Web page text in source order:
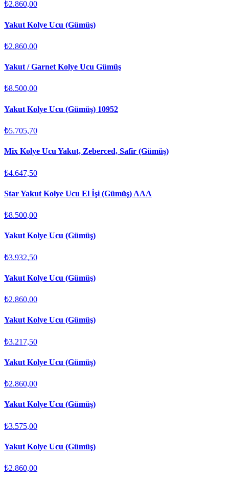
₺2.860,00
Yakut Kolye Ucu (Gümüş)
₺2.860,00
Yakut / Garnet Kolye Ucu Gümüş
₺8.500,00
Yakut Kolye Ucu (Gümüş) 10952
₺5.705,70
Mix Kolye Ucu Yakut, Zeberced, Safir (Gümüş)
₺4.647,50
Star Yakut Kolye Ucu El İşi (Gümüş) AAA
₺8.500,00
Yakut Kolye Ucu (Gümüş)
₺3.932,50
Yakut Kolye Ucu (Gümüş)
₺2.860,00
Yakut Kolye Ucu (Gümüş)
₺3.217,50
Yakut Kolye Ucu (Gümüş)
₺2.860,00
Yakut Kolye Ucu (Gümüş)
₺3.575,00
Yakut Kolye Ucu (Gümüş)
₺2.860,00